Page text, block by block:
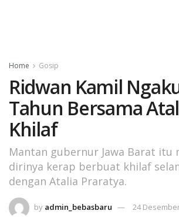
Home Gosip
Ridwan Kamil
Tahun Bersama
Khilaf
Mantan gubernur Jawa Barat itu
dirinya kerap berbuat khilaf
dengan Atalia Praratya.
by admin_bebasbaru 24